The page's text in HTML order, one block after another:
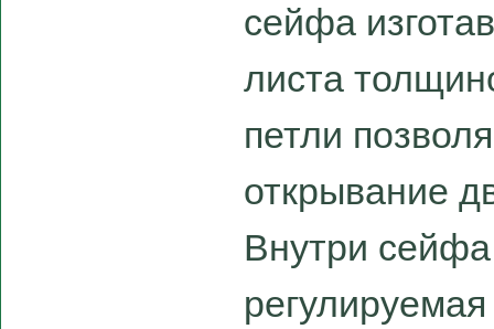
сейфа
листа
петли
открывание
Внутри